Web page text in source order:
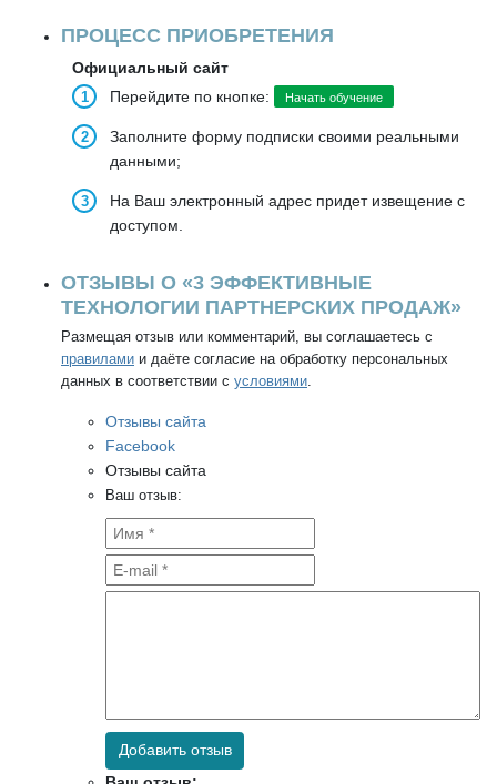
ПРОЦЕСС ПРИОБРЕТЕНИЯ
Официальный сайт
Перейдите по кнопке:
Начать обучение
Заполните форму подписки своими реальными
данными;
На Ваш электронный адрес придет извещение с
доступом.
ОТЗЫВЫ О «3 ЭФФЕКТИВНЫЕ
ТЕХНОЛОГИИ ПАРТНЕРСКИХ ПРОДАЖ»
Размещая отзыв или комментарий, вы соглашаетесь с
правилами и даёте согласие на обработку персональных
данных в соответствии с условиями.
Отзывы сайта
Facebook
Отзывы сайта
Ваш отзыв:
Добавить отзыв